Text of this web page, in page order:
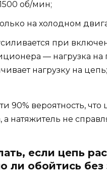
об/мин;
на холодном
при
— нагрузка на
нагрузку на цепь;
90% вероятность, что
а натяжитель не
если цепь
ли обойтись без